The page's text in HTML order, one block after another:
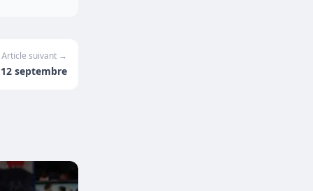
Article suivant →
septembre